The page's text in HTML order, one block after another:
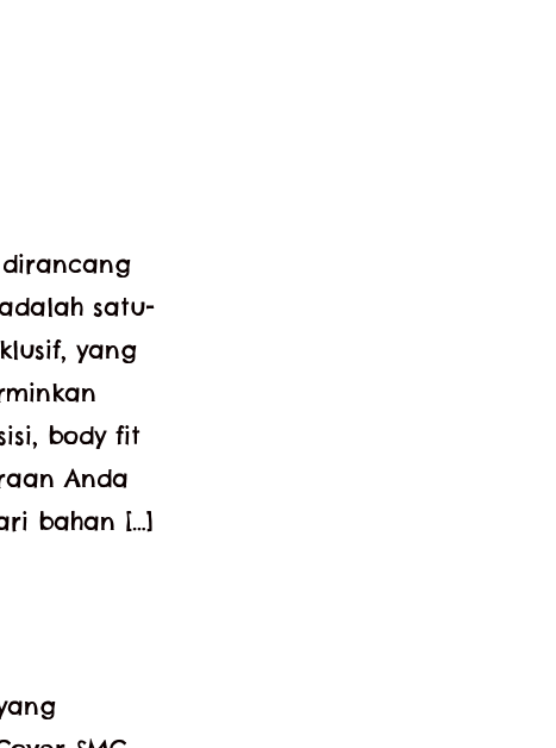
satu-
yang
body fit
Anda
bahan […]